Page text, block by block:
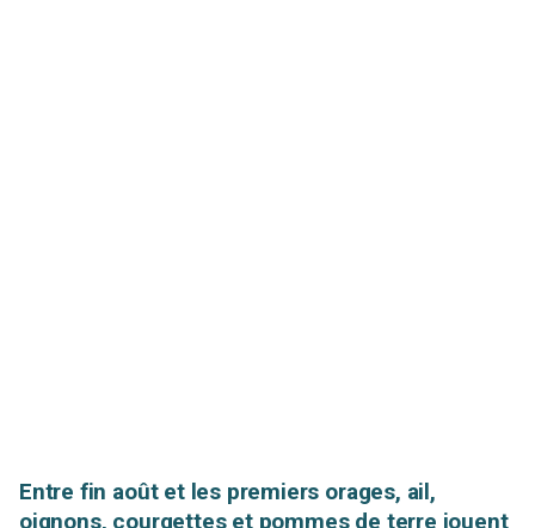
Entre fin août et les premiers orages, ail,
oignons, courgettes et pommes de terre jouent